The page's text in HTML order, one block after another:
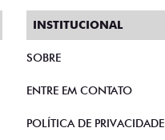
INSTITUCIONAL
SOBRE
ENTRE EM CONTATO
POLÍTICA DE PRIVACIDADE